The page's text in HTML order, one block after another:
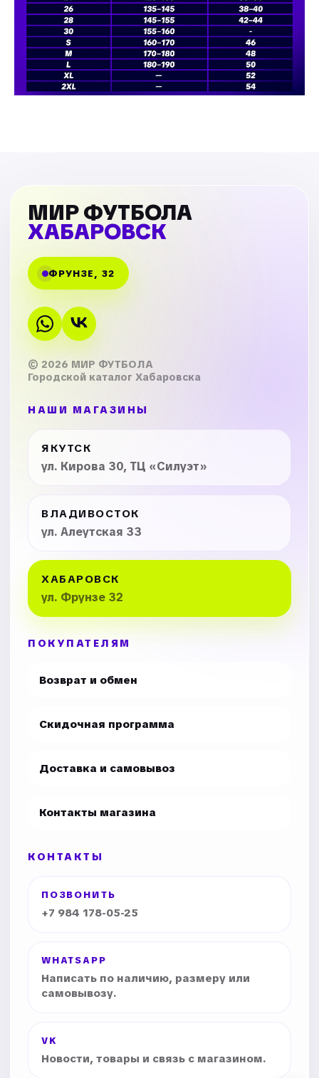
МИР ФУТБОЛА
ХАБАРОВСК
ФРУНЗЕ, 32
© 2026 МИР ФУТБОЛА
Городской каталог Хабаровска
НАШИ МАГАЗИНЫ
ЯКУТСК
ул. Кирова 30, ТЦ «Силуэт»
ВЛАДИВОСТОК
ул. Алеутская 33
ХАБАРОВСК
ул. Фрунзе 32
ПОКУПАТЕЛЯМ
Возврат и обмен
Скидочная программа
Доставка и самовывоз
Контакты магазина
КОНТАКТЫ
ПОЗВОНИТЬ
+7 984 178-05-25
WHATSAPP
Написать по наличию, размеру или
самовывозу.
VK
Новости, товары и связь с магазином.